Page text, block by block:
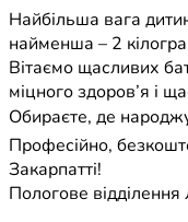
Найбільша вага
найменша – 2
Вітаємо щасливих
міцного здоров’я і
Обираєте, де
Професійно,
Закарпатті!
Пологове